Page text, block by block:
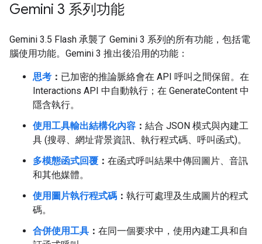
Gemini 3 系列功能
Gemini 3.5 Flash 承襲了 Gemini 3 系列的所有功能，包括電
腦使用功能。Gemini 3 推出後沿用的功能：
思考 ： 已加密的推論脈絡會在 API 呼叫之間保留。在
Interactions API 中自動執行；在 GenerateContent 中
隱含執行。
使用工具輸出結構化內容 ： 結合 JSON 模式與內建工
具 (搜尋、網址背景資訊、執行程式碼、呼叫函式)。
多模態函式回覆 ： 在函式呼叫結果中傳回圖片、音訊
和其他媒體。
使用圖片執行程式碼 ： 執行可處理及生成圖片的程式
碼。
合併使用工具 ： 在同一個要求中，使用內建工具和自